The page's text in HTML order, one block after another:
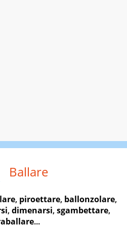
Ballare
, piroettare, ballonzolare,
,dimenarsi,sgambettare,
...